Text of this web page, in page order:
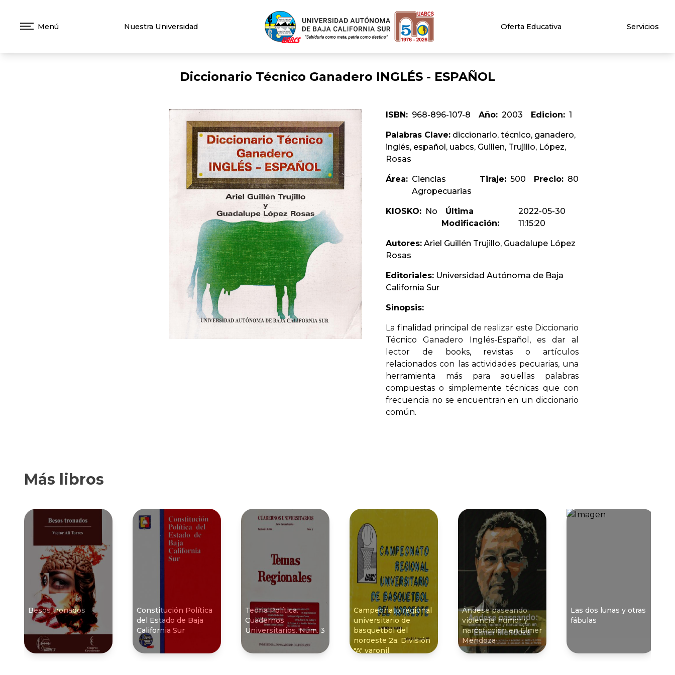
Menú Nuestra Universidad Oferta Educativa Servicios
Diccionario Técnico Ganadero INGLÉS - ESPAÑOL
ISBN: 968-896-107-8 Año: 2003 Edicion: 1
Palabras Clave: diccionario, técnico, ganadero,
inglés, español, uabcs, Guillen, Trujillo, López,
Rosas
Área: Ciencias
Agropecuarias
Tiraje: 500 Precio: 80
KIOSKO: No
Última
Modificación:
2022-05-30
11:15:20
Autores: Ariel Guillén Trujillo, Guadalupe López
Rosas
Editoriales: Universidad Autónoma de Baja
California Sur
Sinopsis:
La finalidad principal de realizar este Diccionario
Técnico Ganadero Inglés-Español, es dar al
lector de books, revistas o artículos
relacionados con las actividades pecuarias, una
herramienta más para aquellas palabras
compuestas o simplemente técnicas que con
frecuencia no se encuentran en un diccionario
común.
Más libros
Besos tronados
Constitución Polí­tica
del Estado de Baja
California Sur
Teoria Política.
Cuadernos
Universitarios. Núm. 3
Campeonato regional
universitario de
basquetbol del
noroeste 2a. División
"A" varonil
Ándese paseando:
violencia, humor y
narcoficción en Élmer
Mendoza
Las dos lunas y otras
fábulas